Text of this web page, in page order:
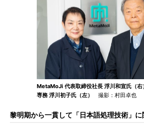
MetaMoJi 代表取締役社長 浮川和宣氏（右
専務 浮川初子氏（左）
撮影：村田卓也
黎明期から一貫して「日本語処理技術」に